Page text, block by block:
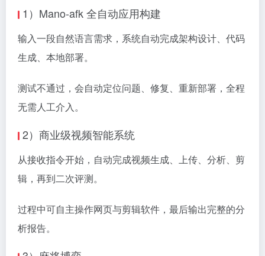
1）Mano-afk 全自动应用构建
输入一段自然语言需求，系统自动完成架构设计、代码
生成、本地部署。
测试不通过，会自动定位问题、修复、重新部署，全程
无需人工介入。
2）商业级视频智能系统
从接收指令开始，自动完成视频生成、上传、分析、剪
辑，再到二次评测。
过程中可自主操作网页与剪辑软件，最后输出完整的分
析报告。